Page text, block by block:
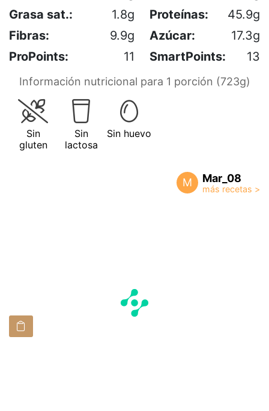
Grasa sat.:
1.8g Proteínas:
45.9g
Fibras:
9.9g Azúcar:
17.3g
ProPoints:
11 SmartPoints: 13
Información nutricional para 1 porción (723g)
Sin
gluten
Sin
lactosa
Sin huevo
M Mar_08